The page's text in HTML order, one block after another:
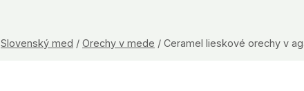
Slovenský med / Orechy v mede / Ceramel lieskové orechy v